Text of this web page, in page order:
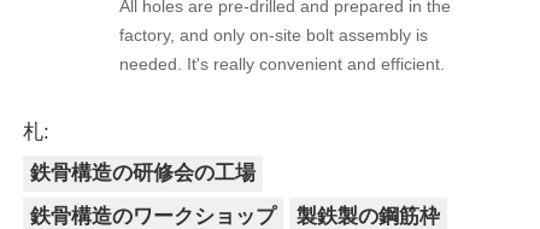
All holes are pre-drilled and prepared in the
factory, and only on-site bolt assembly is
needed. It's really convenient and efficient.
札:
鉄骨構造の研修会の工場
鉄骨構造のワークショップ
製鉄製の鋼筋枠